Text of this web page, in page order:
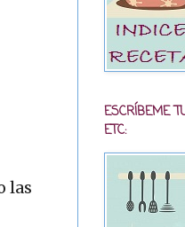
las
ESCRÍBEME
ETC: